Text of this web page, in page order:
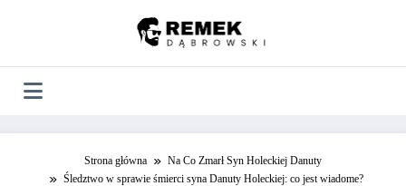
Strona główna
Na Co Zmarł Syn Holeckiej Danuty
Śledztwo w sprawie śmierci syna Danuty Holeckiej: co jest wiadome?